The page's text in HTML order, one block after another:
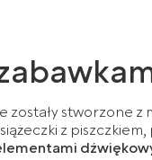
zostały stworzone
z